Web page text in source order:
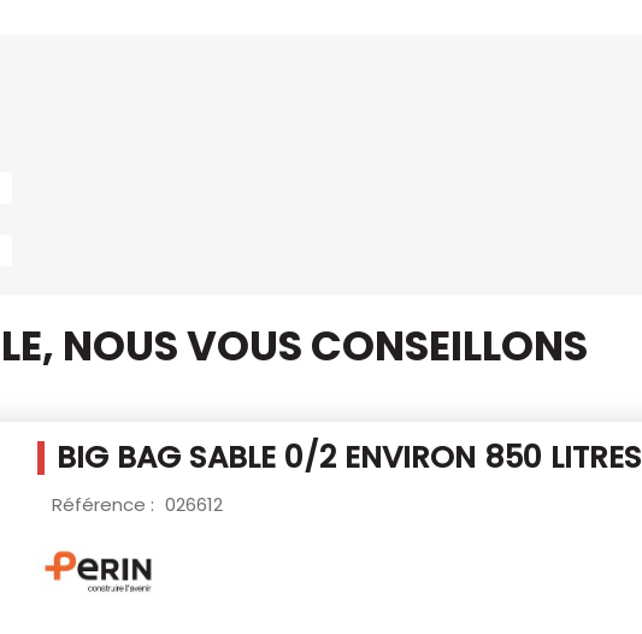
NOUS VOUS CONSEILLONS
BIG BAG SABLE 0/2 ENVIRON 850 LITRES
Référence : 026612